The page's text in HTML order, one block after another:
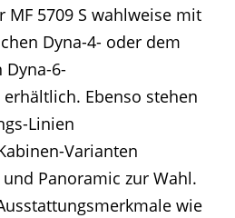
MF 5709 S wahlweise mit
Dyna-4- oder dem
6-
Ebenso stehen
Linien
Varianten
Panoramic zur Wahl.
wie